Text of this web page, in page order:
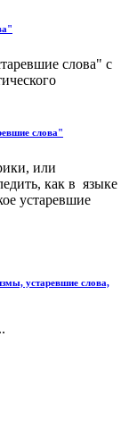
слова" с
слова"
или
как в языке
устаревшие
устаревшие слова,